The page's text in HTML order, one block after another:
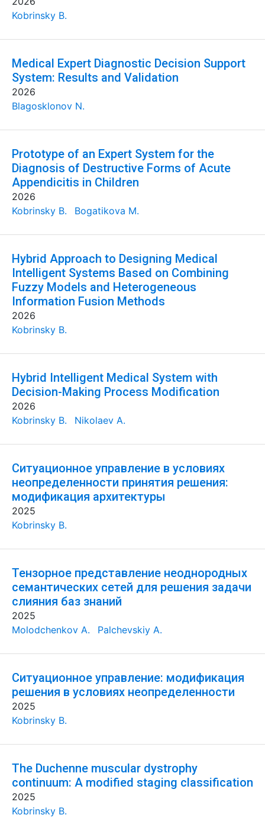
Kobrinsky B.
Medical Expert Diagnostic Decision Support
System: Results and Validation
2026
Blagosklonov N.
Prototype of an Expert System for the
Diagnosis of Destructive Forms of Acute
Appendicitis in Children
2026
Kobrinsky B.
Bogatikova M.
Hybrid Approach to Designing Medical
Intelligent Systems Based on Combining
Fuzzy Models and Heterogeneous
Information Fusion Methods
2026
Kobrinsky B.
Hybrid Intelligent Medical System with
Decision-Making Process Modification
2026
Kobrinsky B.
Nikolaev A.
Ситуационное управление в условиях
неопределенности принятия решения:
модификация архитектуры
2025
Kobrinsky B.
Тензорное представление неоднородных
семантических сетей для решения задачи
слияния баз знаний
2025
Molodchenkov A.
Palchevskiy A.
Ситуационное управление: модификация
решения в условиях неопределенности
2025
Kobrinsky B.
The Duchenne muscular dystrophy
continuum: A modified staging classification
2025
Kobrinsky B.